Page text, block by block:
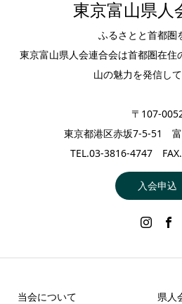
東京富山県人
ふるさとと首都圏
東京富山県人会連合会は首都圏在住
山の魅力を発信して
〒107-
東京都港区赤坂7-5-51
TEL.03-3816-4747
入会申込
当会について 県人